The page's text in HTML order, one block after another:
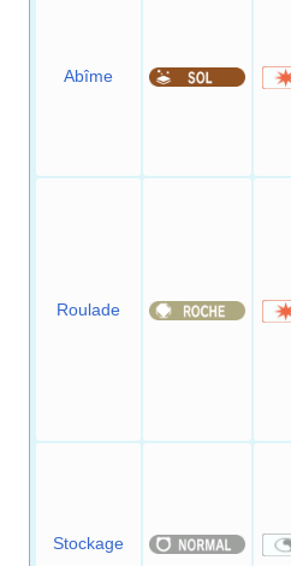
Abîme
Roulade
Stockage